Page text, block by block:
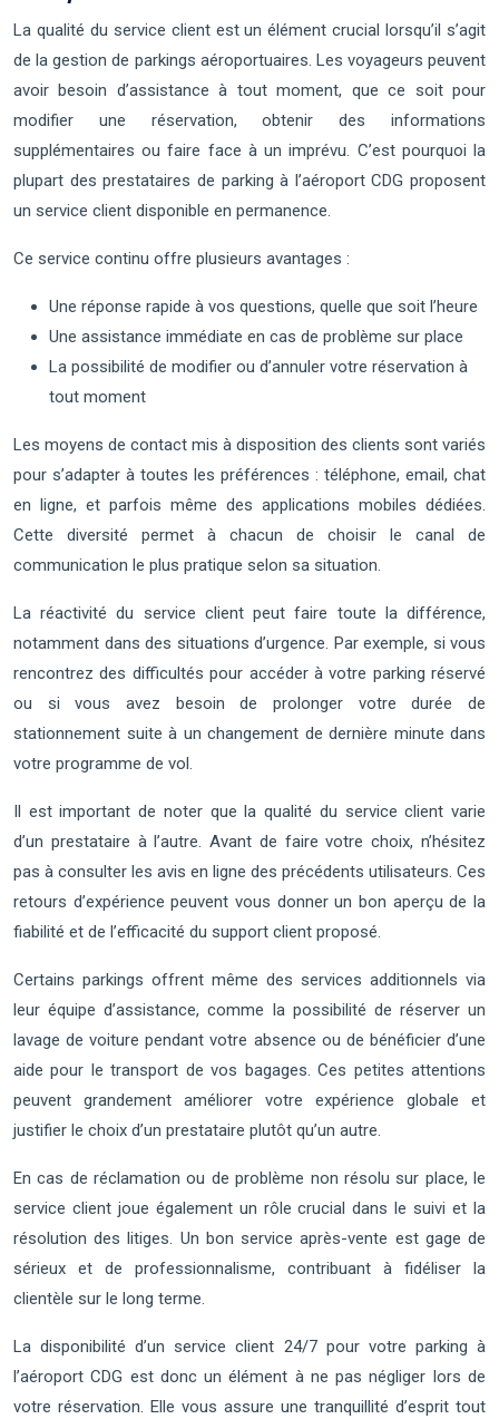
La qualité du service client est un élément crucial lorsqu’il s’agit
de la gestion de parkings aéroportuaires. Les voyageurs peuvent
avoir besoin d’assistance à tout moment, que ce soit pour
modifier une réservation, obtenir des informations
supplémentaires ou faire face à un imprévu. C’est pourquoi la
plupart des prestataires de parking à l’aéroport CDG proposent
un service client disponible en permanence.
Ce service continu offre plusieurs avantages :
Une réponse rapide à vos questions, quelle que soit l’heure
Une assistance immédiate en cas de problème sur place
La possibilité de modifier ou d’annuler votre réservation à
tout moment
Les moyens de contact mis à disposition des clients sont variés
pour s’adapter à toutes les préférences : téléphone, email, chat
en ligne, et parfois même des applications mobiles dédiées.
Cette diversité permet à chacun de choisir le canal de
communication le plus pratique selon sa situation.
La réactivité du service client peut faire toute la différence,
notamment dans des situations d’urgence. Par exemple, si vous
rencontrez des difficultés pour accéder à votre parking réservé
ou si vous avez besoin de prolonger votre durée de
stationnement suite à un changement de dernière minute dans
votre programme de vol.
Il est important de noter que la qualité du service client varie
d’un prestataire à l’autre. Avant de faire votre choix, n’hésitez
pas à consulter les avis en ligne des précédents utilisateurs. Ces
retours d’expérience peuvent vous donner un bon aperçu de la
fiabilité et de l’efficacité du support client proposé.
Certains parkings offrent même des services additionnels via
leur équipe d’assistance, comme la possibilité de réserver un
lavage de voiture pendant votre absence ou de bénéficier d’une
aide pour le transport de vos bagages. Ces petites attentions
peuvent grandement améliorer votre expérience globale et
justifier le choix d’un prestataire plutôt qu’un autre.
En cas de réclamation ou de problème non résolu sur place, le
service client joue également un rôle crucial dans le suivi et la
résolution des litiges. Un bon service après-vente est gage de
sérieux et de professionnalisme, contribuant à fidéliser la
clientèle sur le long terme.
La disponibilité d’un service client 24/7 pour votre parking à
l’aéroport CDG est donc un élément à ne pas négliger lors de
votre réservation. Elle vous assure une tranquillité d’esprit tout